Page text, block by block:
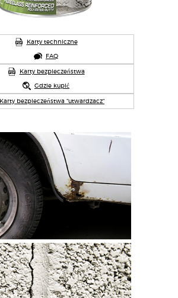
Karty techniczne
FAQ
Karty bezpieczeństwa
Gdzie kupić
Karty bezpieczeństwa "utwardzacz"